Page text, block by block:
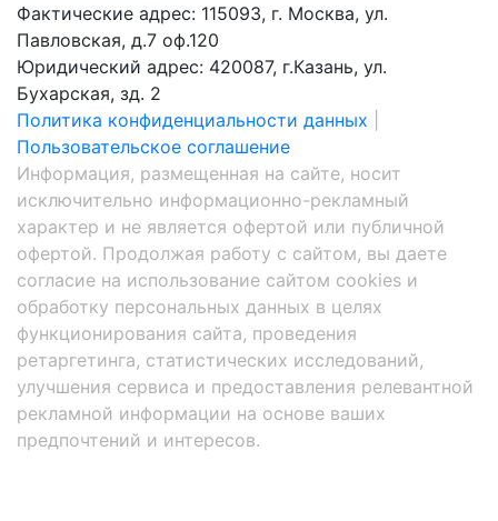
Фактические адрес: 115093, г. Москва, ул.
Павловская, д.7 оф.120
Юридический адрес: 420087, г.Казань, ул.
Бухарская, зд. 2
Политика конфиденциальности данных
Пользовательское соглашение
Информация, размещенная на сайте, носит
исключительно информационно-рекламный
характер и не является офертой или публичной
офертой. Продолжая работу с сайтом, вы даете
согласие на использование сайтом cookies и
обработку персональных данных в целях
функционирования сайта, проведения
ретаргетинга, статистических исследований,
улучшения сервиса и предоставления релевантной
рекламной информации на основе ваших
предпочтений и интересов.